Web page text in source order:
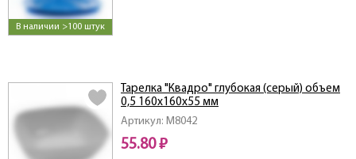
В наличии >100 штук
Артикул: M8042
Тарелка "Квадро" глубокая (серый) объем
0,5 160х160х55 мм
55.80 ₽